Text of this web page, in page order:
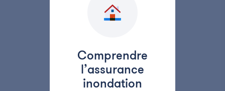
Comprendre
l’assurance
inondation